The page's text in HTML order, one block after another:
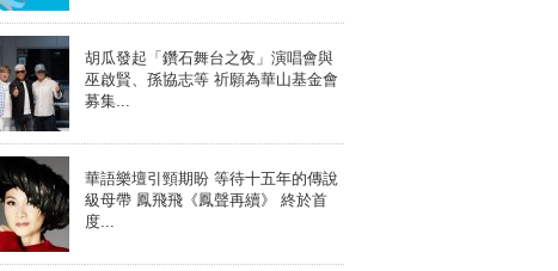
胡瓜發起「鑽石舞台之夜」演唱會與
巫啟賢、孫協志等 祈願為華山基金會
募集...
華語樂壇引頸期盼 等待十五年的傳說
級母帶 鳳飛飛《鳳聲再續》 終於首
度...